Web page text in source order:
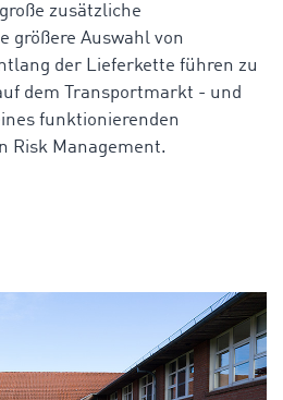
zusätzliche
größere Auswahl von
der Lieferkette führen zu
dem Transportmarkt - und
funktionierenden
Risk Management.